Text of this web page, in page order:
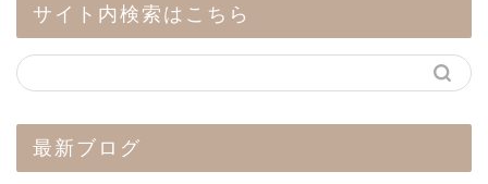
サイト内検索はこちら
最新ブログ